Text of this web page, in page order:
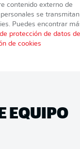
contenido externo de
se
Puedes encontrar
protección de datos de
de cookies
EQUIPO